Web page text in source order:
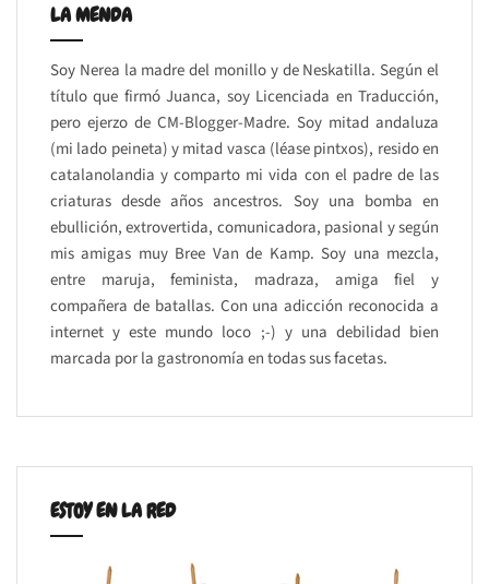
LA MENDA
Soy Nerea la madre del monillo y de Neskatilla. Según el
título que firmó Juanca, soy Licenciada en Traducción,
pero ejerzo de CM-Blogger-Madre. Soy mitad andaluza
(mi lado peineta) y mitad vasca (léase pintxos), resido en
catalanolandia y comparto mi vida con el padre de las
criaturas desde años ancestros. Soy una bomba en
ebullición, extrovertida, comunicadora, pasional y según
mis amigas muy Bree Van de Kamp. Soy una mezcla,
entre maruja, feminista, madraza, amiga fiel y
compañera de batallas. Con una adicción reconocida a
internet y este mundo loco ;-) y una debilidad bien
marcada por la gastronomía en todas sus facetas.
ESTOY EN LA RED